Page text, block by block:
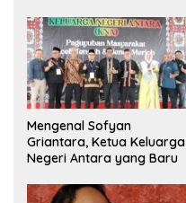
Mengenal Sofyan
Griantara, Ketua Keluarga
Negeri Antara yang Baru